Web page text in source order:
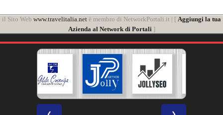
il Sito Web www.travelitalia.net è membro di NetworkPortali.it | [ Aggiungi la tua
Azienda al Network di Portali]